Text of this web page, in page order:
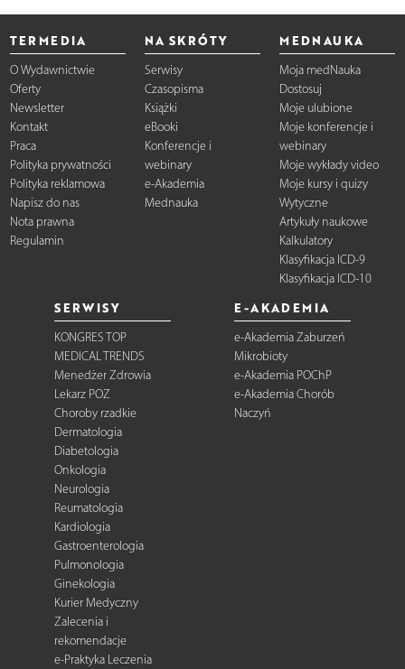
TERMEDIA
O Wydawnictwie
Oferty
Newsletter
Kontakt
Praca
Polityka prywatności
Polityka reklamowa
Napisz do nas
Nota prawna
Regulamin
NA SKRÓTY
Serwisy
Czasopisma
Książki
eBooki
Konferencje i
webinary
e-Akademia
Mednauka
MEDNAUKA
Moja medNauka
Dostosuj
Moje ulubione
Moje konferencje i
webinary
Moje wykłady video
Moje kursy i quizy
Wytyczne
Artykuły naukowe
Kalkulatory
Klasyfikacja ICD-9
Klasyfikacja ICD-10
SERWISY
KONGRES TOP
MEDICAL TRENDS
Menedżer Zdrowia
Lekarz POZ
Choroby rzadkie
Dermatologia
Diabetologia
Onkologia
Neurologia
Reumatologia
Kardiologia
Gastroenterologia
Pulmonologia
Ginekologia
Kurier Medyczny
Zalecenia i
rekomendacje
e-Praktyka Leczenia
E-AKADEMIA
e-Akademia Zaburzeń
Mikrobioty
e-Akademia POChP
e-Akademia Chorób
Naczyń